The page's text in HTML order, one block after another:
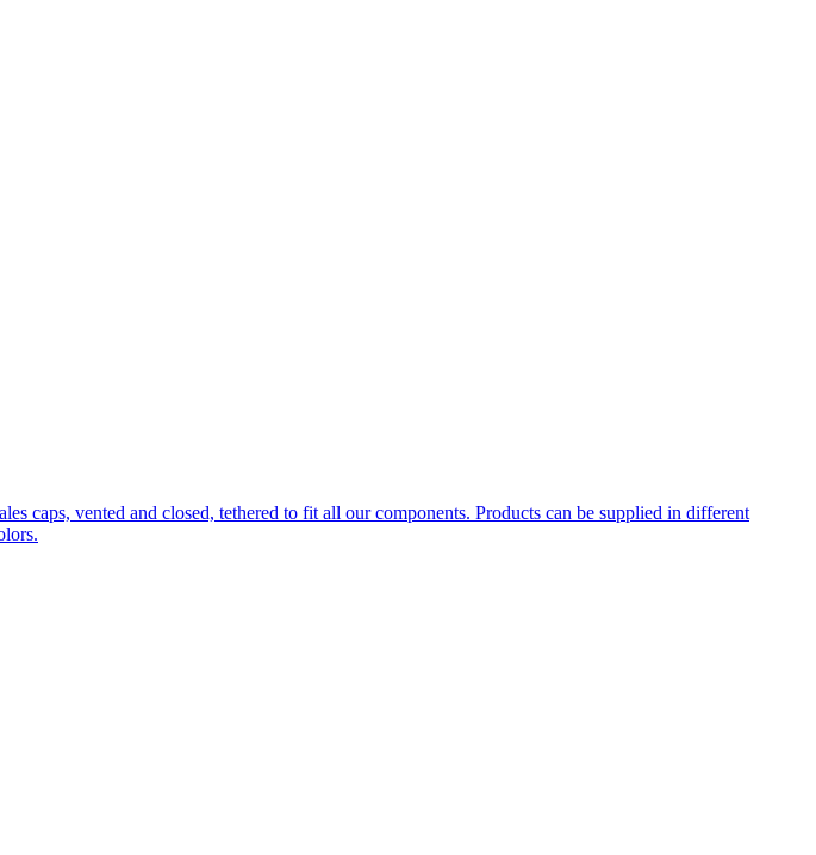
caps, vented and closed, tethered to fit all our components. Products can be supplied in different